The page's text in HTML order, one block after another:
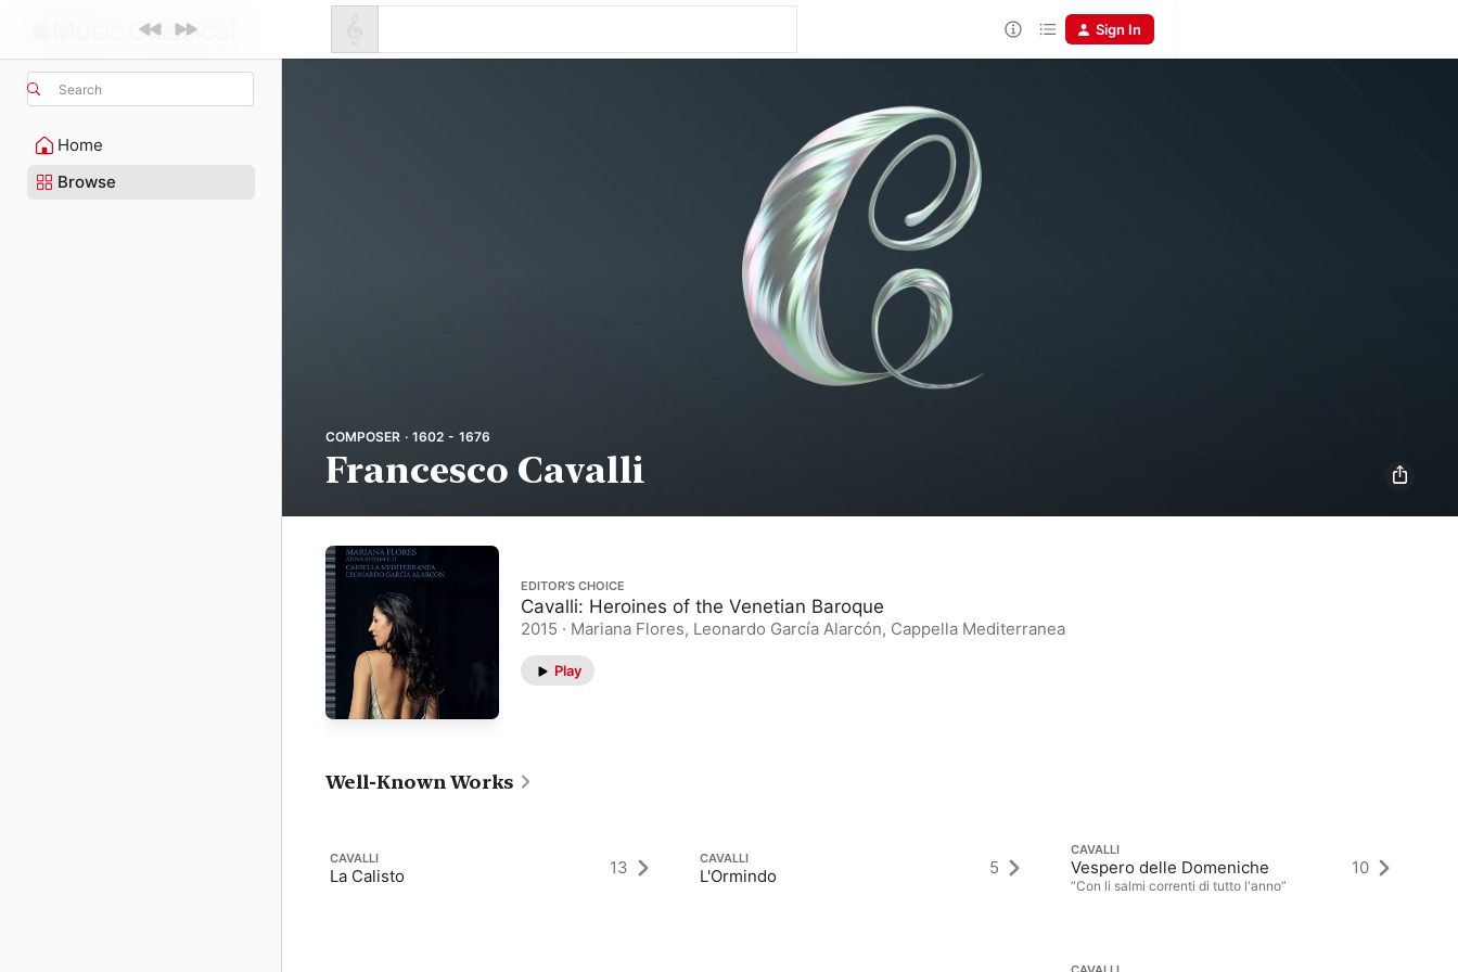
Search
Home
Browse
Sign In
COMPOSER · 1602 - 1676
Francesco Cavalli
EDITOR’S CHOICE
Cavalli: Heroines of the Venetian Baroque
2015 · Mariana Flores, Leonardo García Alarcón, Cappella Mediterranea
Play
Well-Known Works
CAVALLI
La Calisto 13 CAVALLI
L'Ormindo 5
CAVALLI
Vespero delle Domeniche
“Con li salmi correnti di tutto l'anno”
10